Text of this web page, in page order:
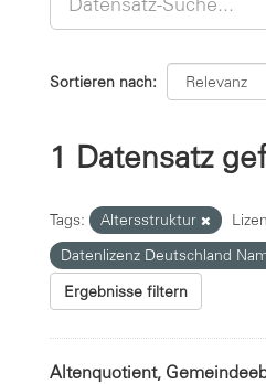
Sortieren nach
1 Datensatz
Tags: Altersstruktur
Datenlizenz Deutschland
Ergebnisse filtern
Altenquotient,